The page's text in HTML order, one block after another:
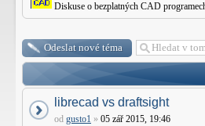
Diskuse o bezplatných CAD
Odeslat nové téma
librecad vs draftsight
od gusto1 » 05 zář 2015, 19:46